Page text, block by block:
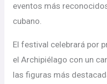
eventos más
cubano.
El festival celebrará por
el Archipiélago con un
las figuras más